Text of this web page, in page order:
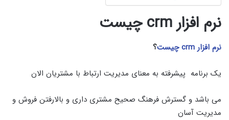
نرم افزار crm چیست
نرم افزار crm چیست ؟
یک برنامه پیشرفته به معنای مدیریت ارتباط با مشتریان الان
می باشد و گسترش فرهنگ صحیح مشتری داری و بالارفتن فروش و
مدیریت آسان